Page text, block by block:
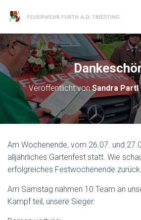
Veröffentlicht vonSandra Partl
Am Wochenende, vom 26.07. und
alljährliches Gartenfest statt. Wie
erfolgreiches Festwochenende zurück.
Am Samstag nahmen 10 Team an
Kampf teil, unsere Sieger: